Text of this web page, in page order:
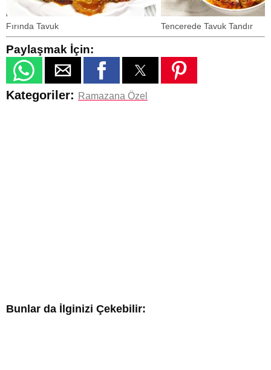
Fırında Tavuk Tencerede Tavuk Tandır
Paylaşmak İçin:
Kategoriler: Ramazana Özel
Bunlar da İlginizi Çekebilir: